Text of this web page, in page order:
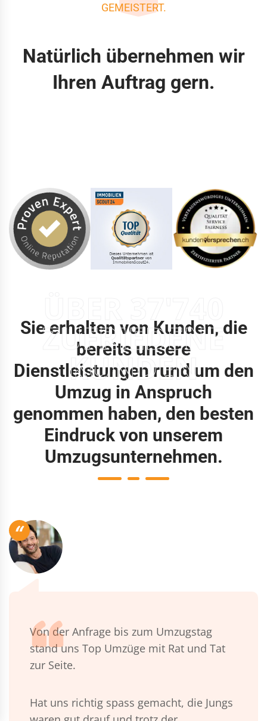
GEMEISTERT.
Natürlich übernehmen wir
Ihren Auftrag gern.
ZUFRIEDENE
KUNDEN
Sie erhalten von Kunden, die
bereits unsere
Dienstleistungen rund um den
Umzug in Anspruch
genommen haben, den besten
Eindruck von unserem
Umzugsunternehmen.
“
Von der Anfrage bis zum Umzugstag
stand uns Top Umzüge mit Rat und Tat
zur Seite.
Hat uns richtig spass gemacht, die Jungs